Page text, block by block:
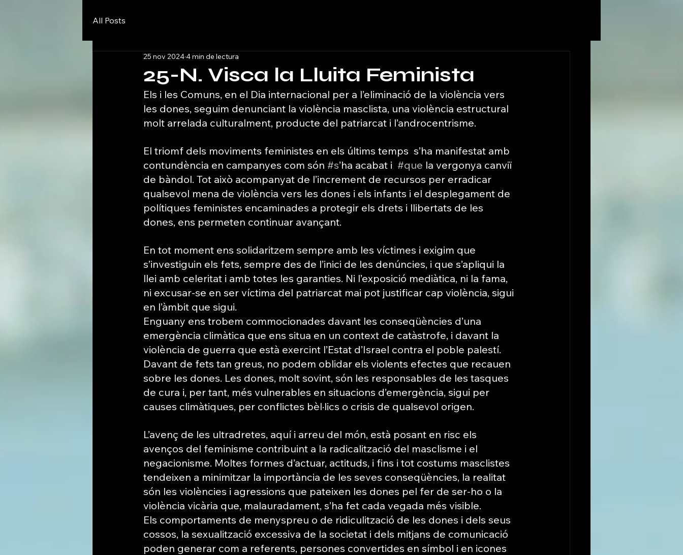
All Posts
25-N. Visca la Lluita Feminista
25 nov 20244 min de lectura
Els i les Comuns, en el Dia internacional per a l’eliminació de la violència vers
les dones, seguim denunciant la violència masclista, una violència estructural
molt arrelada culturalment, producte del patriarcat i l’androcentrisme.
El triomf dels moviments feministes en els últims temps  s’ha manifestat amb
contundència en campanyes com són #s’ha acabat i #que la vergonya canviï
de bàndol. Tot això acompanyat de l’increment de recursos per erradicar
qualsevol mena de violència vers les dones i els infants i el desplegament de
polítiques feministes encaminades a protegir els drets i llibertats de les
dones, ens permeten continuar avançant.
En tot moment ens solidaritzem sempre amb les víctimes i exigim que
s’investiguin els fets, sempre des de l’inici de les denúncies, i que s’apliqui la
llei amb celeritat i amb totes les garanties. Ni l’exposició mediàtica, ni la fama,
ni excusar-se en ser víctima del patriarcat mai pot justificar cap violència, sigui
en l’àmbit que sigui.
Enguany ens trobem commocionades davant les conseqüències d’una
emergència climàtica que ens situa en un context de catàstrofe, i davant la
violència de guerra que està exercint l’Estat d’Israel contra el poble palestí.
Davant de fets tan greus, no podem oblidar els violents efectes que recauen
sobre les dones. Les dones, molt sovint, són les responsables de les tasques
de cura i, per tant, més vulnerables en situacions d’emergència, sigui per
causes climàtiques, per conflictes bèl·lics o crisis de qualsevol origen.
L’avenç de les ultradretes, aquí i arreu del món, està posant en risc els
avenços del feminisme contribuint a la radicalització del masclisme i el
negacionisme. Moltes formes d’actuar, actituds, i fins i tot costums masclistes
tendeixen a minimitzar la importància de les seves conseqüències, la realitat
són les violències i agressions que pateixen les dones pel fer de ser-ho o la
violència vicària que, malauradament, s’ha fet cada vegada més visible.
Els comportaments de menyspreu o de ridiculització de les dones i dels seus
cossos, la sexualització excessiva de la societat i dels mitjans de comunicació
poden generar com a referents, persones convertides en símbol i en icones